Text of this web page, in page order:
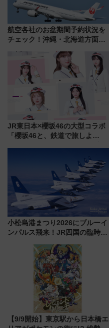
航空各社のお盆期間予約状況を
チェック！沖縄・北海道方面は
JR東日本×櫻坂46の大型コラボ
「櫻坂46と、鉄道で旅しよ
小松島港まつり2026にブルーイ
ンパルス飛来！JR四国の臨時ダ
【9/9開始】東京駅から日本橋エ